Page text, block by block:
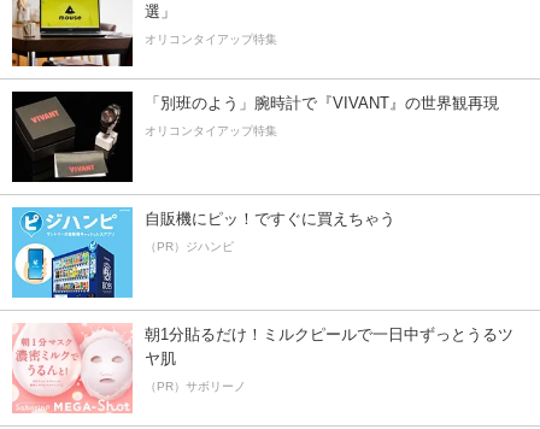
選」
オリコンタイアップ特集
「別班のよう」腕時計で『VIVANT』の世界観再現
オリコンタイアップ特集
自販機にピッ！ですぐに買えちゃう
（PR）ジハンピ
朝1分貼るだけ！ミルクピールで一日中ずっとうるツ
ヤ肌
（PR）サボリーノ